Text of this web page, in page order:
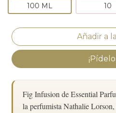
100 ML 10
Fig Infusion de Essential
la perfumista Nathalie Lorson,